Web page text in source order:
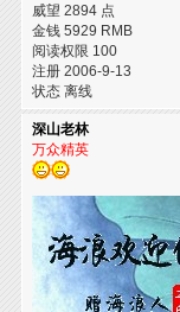
威望 2894 点
金钱 5929 RMB
阅读权限 100
注册 2006-9-13
状态 离线
深山老林
万众精英